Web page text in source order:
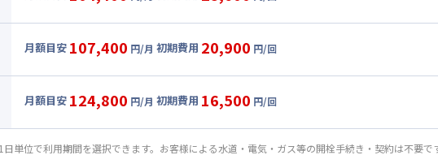
69,000円/月 (2,300円/日)
光熱費他 : 24,000円/月 (800円/日) (税抜)
清掃料他 : 37,000円/回 (税抜)
その他費用 :
初期費用
事務手数料 : 3,000円/回 (税抜)
72,000円/月 (2,400円/日)
光熱費他 : 24,000円/月 (800円/日) (税抜)
清掃料他 : 23,000円/回 (税抜)
その他費用 :
管理費: 6,000円/月 (200円/日)
月額目安 107,400 円/月 初期費用 20,900 円/回
75,000円/月 (2,500円/日)
光熱費他 : 24,000円/月 (800円/日) (税抜)
清掃料他 : 16,000円/回 (税抜)
月額目安 124,800 円/月 初期費用 16,500 円/回
月額賃料目安(30日利用)
単位で利用期間を選択できます。お客様による水道・電気・ガス等の開栓手続き・契約は不要で